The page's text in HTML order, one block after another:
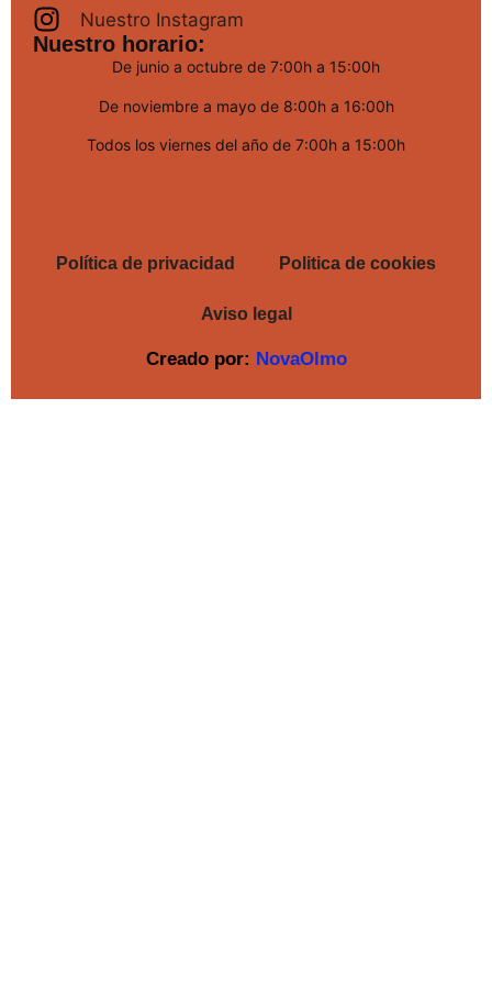
Nuestro Instagram
Nuestro horario:
De junio a octubre de 7:00h a 15:00h
De noviembre a mayo de 8:00h a 16:00h
Todos los viernes del año de 7:00h a 15:00h
Política de privacidad Politica de cookies
Aviso legal
Creado por: NovaOlmo